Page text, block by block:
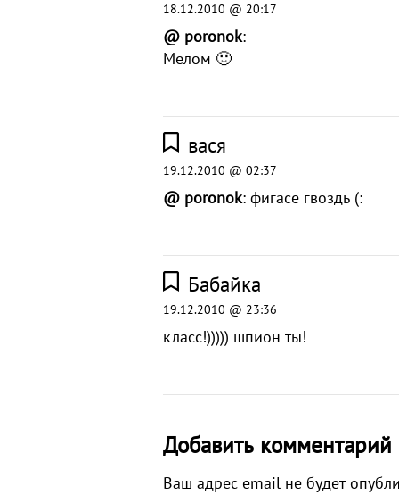
18.12.2010 @ 20:17
@ poronok:
Мелом 🙂
вася
19.12.2010 @ 02:37
@ poronok: фигасе гвоздь (:
Бабайка
19.12.2010 @ 23:36
класс!))))) шпион ты!
Добавить комментарий
Ваш адрес email не будет